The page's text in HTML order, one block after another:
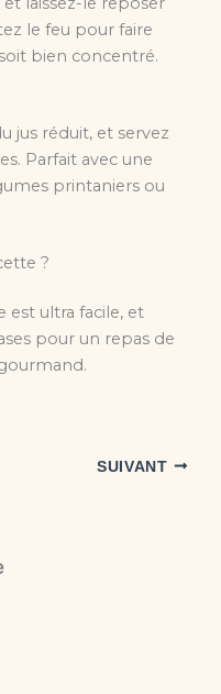
le feu pour faire
soit bien concentré.
jus réduit, et servez
Parfait avec une
printaniers ou
?
est ultra facile, et
pour un repas de
SUIVANT